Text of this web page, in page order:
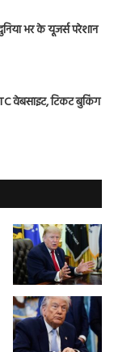
भर के यूजर्स परेशान
वेबसाइट, टिकट बुकिंग